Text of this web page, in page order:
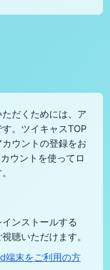
だくためには、ア
。ツイキャスTOP
カウントの登録をお
ウントを使ってロ
ンストールする
聴いただけます。
端末をご利用の方